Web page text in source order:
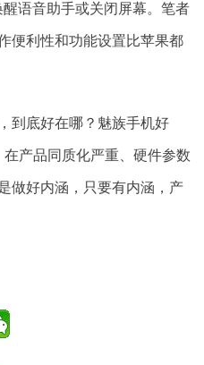
醒语音助手或关闭屏幕。笔者
便利性和功能设置比苹果都
魅族手机好
产品同质化严重、硬件参数
做好内涵，只要有内涵，产